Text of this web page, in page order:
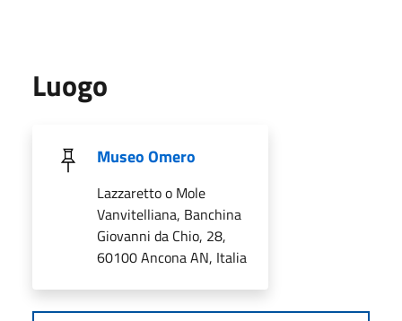
Luogo
Museo Omero
Lazzaretto o Mole
Vanvitelliana, Banchina
Giovanni da Chio, 28,
60100 Ancona AN, Italia